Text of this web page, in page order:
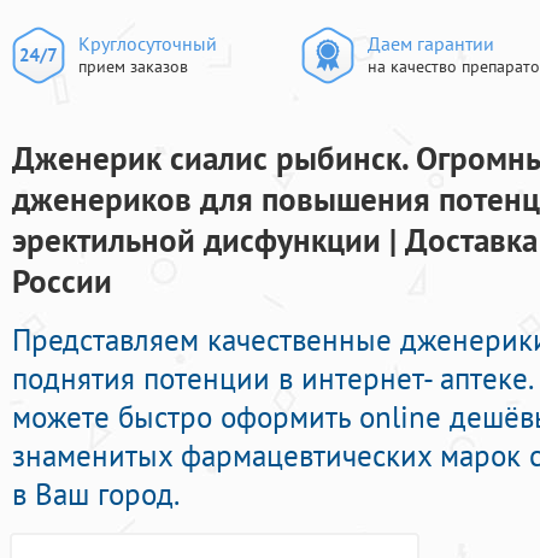
Круглосуточный
прием заказов
Даем гарантии
на качество
Дженерик сиалис рыбинск.
дженериков для повышения
эректильной дисфункции |
России
Представляем качественные
поднятия потенции в интернет-
можете быстро оформить online
знаменитых фармацевтических марок
в Ваш город.